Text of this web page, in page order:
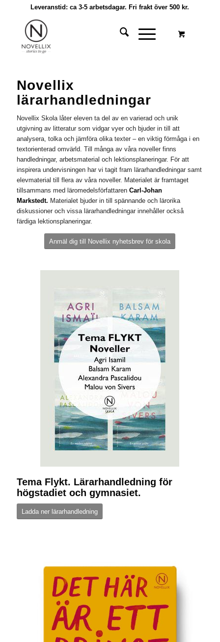
Leveranstid: ca 3-5 arbetsdagar. Fri frakt över 500 kr.
Novellix
lärarhandledningar
Novellix Skola låter eleven ta del av en varierad och unik
utgivning av litteratur som vidgar vyer och bjuder in till att
analysera, tolka och jämföra olika texter – en viktig förmåga i en
textorienterad omvärld. Till många av våra noveller finns
handledningar, arbetsmaterial och lektionsplaneringar. För att
inspirera undervisningen har vi tagit fram lärarhandledningar samt
elevmaterial till flera av våra noveller. Materialet är framtaget
tillsammans med läromedelsförfattaren Carl-Johan
Markstedt. Materialet bjuder in till spännande och lärorika
diskussioner och vissa lärarhandledningar innehåller också
färdiga lektionsplaneringar.
Anmäl dig till Novellix nyhetsbrev för skola
Tema Flykt. Lärarhandledning för
högstadiet och gymnasiet.
Ladda ner lärarhandledning